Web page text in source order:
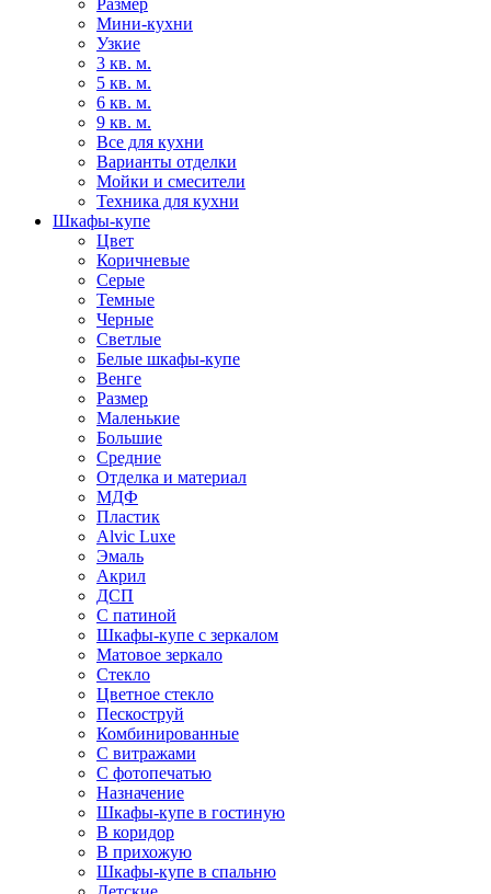
Размер
Мини-кухни
Узкие
3 кв. м.
5 кв. м.
6 кв. м.
9 кв. м.
Все для кухни
Варианты отделки
Мойки и смесители
Техника для кухни
Шкафы-купе
Цвет
Коричневые
Серые
Темные
Черные
Светлые
Белые шкафы-купе
Венге
Размер
Маленькие
Большие
Средние
Отделка и материал
МДФ
Пластик
Alvic Luxe
Эмаль
Акрил
ДСП
С патиной
Шкафы-купе с зеркалом
Матовое зеркало
Стекло
Цветное стекло
Пескоструй
Комбинированные
С витражами
С фотопечатью
Назначение
Шкафы-купе в гостиную
В коридор
В прихожую
Шкафы-купе в спальню